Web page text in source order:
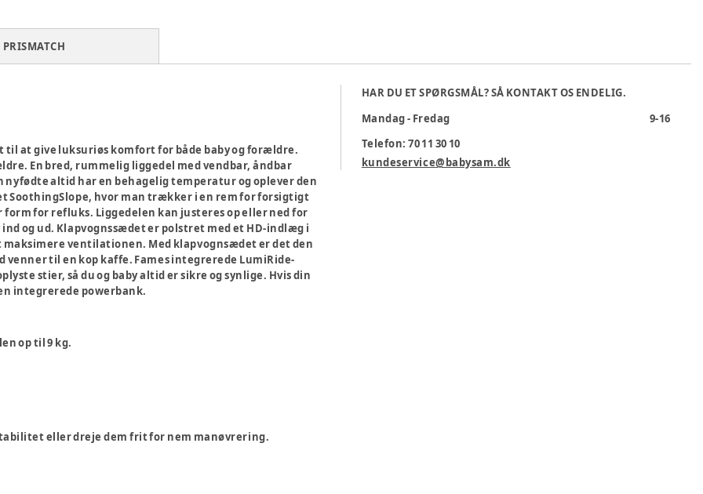
PRISMATCH
til at give luksuriøs komfort for både baby og forældre.
En bred, rummelig liggedel med vendbar, åndbar
altid har en behagelig temperatur og oplever den
SoothingSlope, hvor man trækker i en rem for forsigtigt
for refluks. Liggedelen kan justeres op eller ned for
og ud. Klapvognssædet er polstret med et HD-indlæg i
ventilationen. Med klapvognsædet er det den
til en kop kaffe. Fames integrerede LumiRide-
stier, så du og baby altid er sikre og synlige. Hvis din
integrerede powerbank.
op til 9 kg.
eller dreje dem frit for nem manøvrering.
HAR DU ET SPØRGSMÅL? SÅ KONTAKT OS ENDELIG.
Mandag - Fredag
9-16
Telefon: 70 11 30 10
kundeservice@babysam.dk